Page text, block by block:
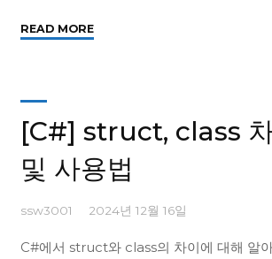
READ MORE"
(Inheritance)"
[C#] struct, class
및 사용법
ssw3001 2024년 12월 16일
C#에서 struct와 class의 차이에 대해 알